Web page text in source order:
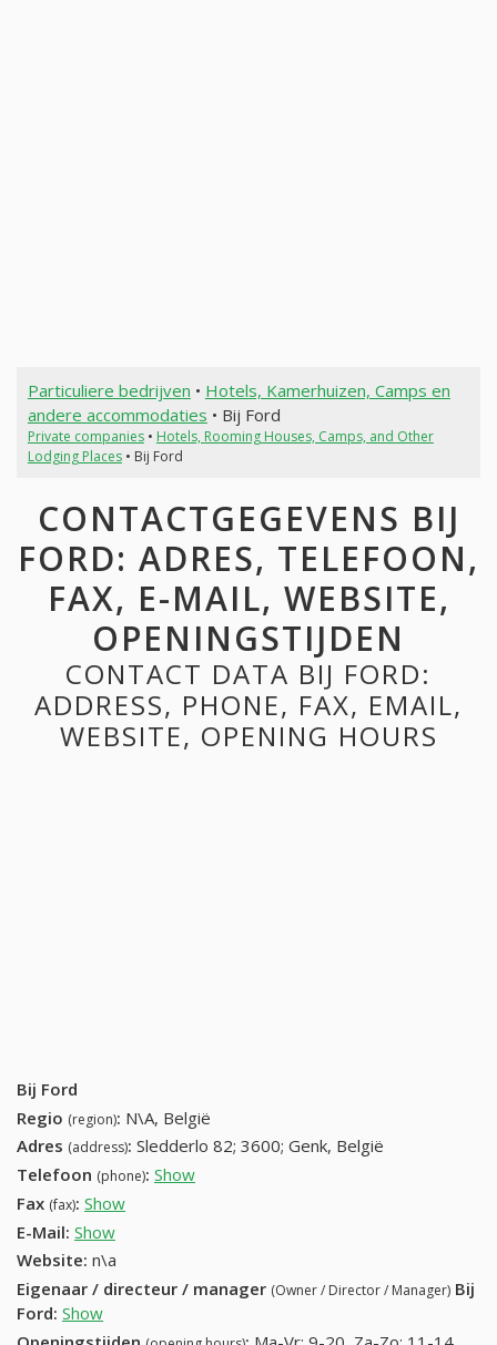
Particuliere bedrijven • Hotels, Kamerhuizen, Camps en
andere accommodaties • Bij Ford
Private companies• Hotels, Rooming Houses, Camps, and Other
Lodging Places• Bij Ford
CONTACTGEGEVENS BIJ
FORD: ADRES, TELEFOON,
FAX, E-MAIL, WEBSITE,
OPENINGSTIJDEN
CONTACT DATA BIJ FORD:
ADDRESS, PHONE, FAX, EMAIL,
WEBSITE, OPENING HOURS
Bij Ford
Regio (region): N\A, België
Adres (address): Sledderlo 82; 3600; Genk, België
Telefoon (phone): Show
Fax (fax): Show
E-Mail: Show
Website: n\a
Eigenaar / directeur / manager (Owner / Director / Manager) Bij
Ford: Show